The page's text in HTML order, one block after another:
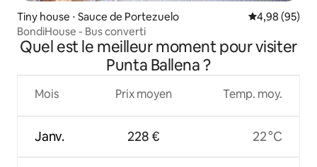
Tiny house ⋅ Sauce de Portezuelo Évaluation
4,98 (95)
BondiHouse - Bus converti
Quel est le meilleur moment pour visiter
Punta Ballena ?
Mois
Janv.
Prix moyen
228 €
Temp. moy.
22 °C